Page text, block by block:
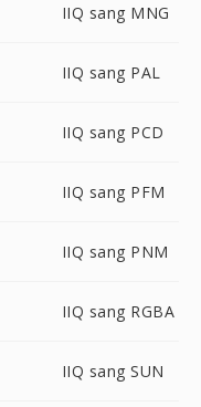
IIQ sang MNG
IIQ sang PAL
IIQ sang PCD
IIQ sang PFM
IIQ sang PNM
IIQ sang RGBA
IIQ sang SUN